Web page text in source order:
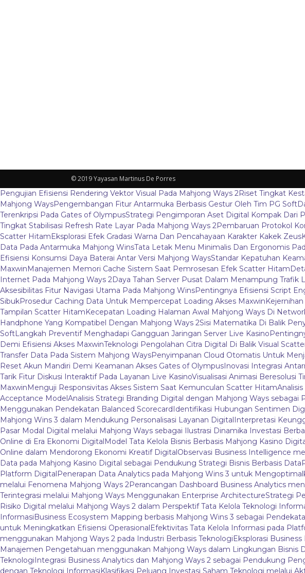
© 2019 Yayasan Martinus De Porres
Pengujian Efisiensi Rendering Vektor Visual Pada Mahjong Ways 2Riset Tingkat
Mahjong WaysPengembangan Fitur Antarmuka Berbasis Gestur Oleh Tim PG Soft
Terenkripsi Pada Gates of OlympusStrategi Pengimporan Aset Digital Kompak Dari
Tingkat Stabilisasi Refresh Rate Layar Pada Mahjong Ways 2Pembaruan Protokol
Scatter HitamEksplorasi Efek Gradasi Warna Dan Pencahayaan Karakter Kakek Zeus
Data Pada Antarmuka Mahjong WinsTata Letak Menu Minimalis Dan Ergonomis
Efisiensi Konsumsi Daya Baterai Antar Versi Mahjong WaysStandar Kepatuhan
MaxwinManajemen Memori Cache Sistem Saat Pemrosesan Efek Scatter Hitam
Internet Pada Mahjong Ways 2Daya Tahan Server Pusat Dalam Menampung Trafik
Aksesibilitas Fitur Navigasi Utama Pada Mahjong WinsPentingnya Efisiensi Script
SibukProsedur Caching Data Untuk Mempercepat Loading Akses Maxwin
Tampilan Scatter HitamKecepatan Loading Halaman Awal Mahjong Ways Di
Handphone Yang Kompatibel Dengan Mahjong Ways 2Sisi Matematika Di Balik
SoftLangkah Preventif Menghadapi Gangguan Jaringan Server Live Kasino
Demi Efisiensi Akses MaxwinTeknologi Pengolahan Citra Digital Di Balik Visual
Transfer Data Pada Sistem Mahjong WaysPenyimpanan Cloud Otomatis Untuk
Reset Akun Mandiri Demi Keamanan Akses Gates of OlympusInovasi Integrasi
Tarik Fitur Diskusi Interaktif Pada Layanan Live KasinoVisualisasi Animasi Beresolusi
MaxwinMenguji Responsivitas Akses Sistem Saat Kemunculan Scatter Hitam
Acceptance ModelAnalisis Strategi Branding Digital dengan Mahjong Ways
Menggunakan Pendekatan Balanced ScorecardIdentifikasi Hubungan Sentimen
Mahjong Wins 3 dalam Mendukung Personalisasi Layanan DigitalInterpretasi
Pasar Modal Digital melalui Mahjong Ways sebagai Ilustrasi Dinamika Investasi
Online di Era Ekonomi DigitalModel Tata Kelola Bisnis Berbasis Mahjong Kasino
Online dalam Mendorong Ekonomi Kreatif DigitalObservasi Business Intelligence
Data pada Mahjong Kasino Digital sebagai Pendukung Strategi Bisnis Berbasis Data
Platform DigitalPenerapan Data Analytics pada Mahjong Wins 3 untuk
melalui Fenomena Mahjong Ways 2Perancangan Dashboard Business Analytics
Terintegrasi melalui Mahjong Ways Menggunakan Enterprise ArchitectureStrategi
Risiko Digital melalui Mahjong Ways 2 dalam Perspektif Tata Kelola Teknologi
InformasiBusiness Ecosystem Mapping berbasis Mahjong Wins 3 sebagai
untuk Meningkatkan Efisiensi OperasionalEfektivitas Tata Kelola Informasi pada
menggunakan Mahjong Ways 2 pada Industri Berbasis TeknologiEksplorasi
Manajemen Pengetahuan menggunakan Mahjong Ways dalam Lingkungan Bisnis
TeknologiIntegrasi Business Analytics dan Mahjong Ways 2 sebagai Pendukung
dengan Teknologi InformasiKlasifikasi Peluang Investasi Saham Teknologi melalui